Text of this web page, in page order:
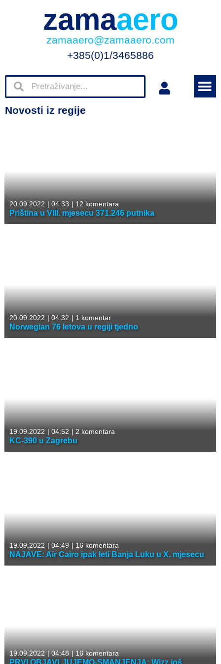
zamaaero
zamaaero@zamaaero.com
+385(0)1/3465886
Novosti iz regije
20.09.2022 | 04:33 | 12 komentara
Priština u VIII. mjesecu 371.246 putnika
20.09.2022 | 04:32 | 1 komentar
Norwegian 76 letova u regiji tjedno
19.09.2022 | 04:52 | 2 komentara
KC-390 u Zagrebu
19.09.2022 | 04:49 | 16 komentara
NAJAVE: Air Cairo ipak leti Banja Luku u X. mjesecu
19.09.2022 |04:48 |16 komentara